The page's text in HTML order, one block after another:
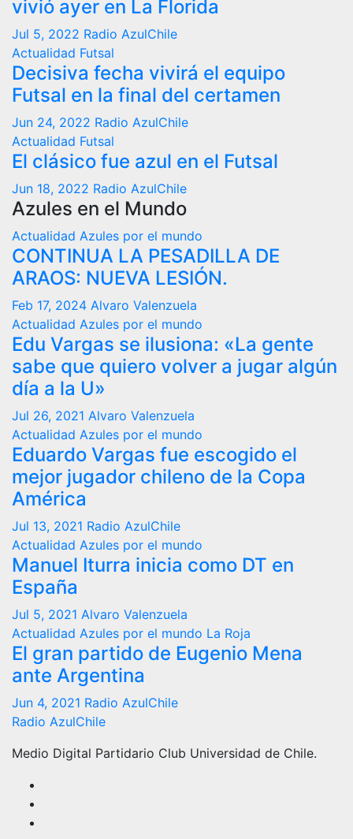
vivió ayer en La Florida
Jul 5, 2022 Radio AzulChile
Actualidad Futsal
Decisiva fecha vivirá el equipo
Futsal en la final del certamen
Jun 24, 2022 Radio AzulChile
Actualidad Futsal
El clásico fue azul en el Futsal
Jun 18, 2022 Radio AzulChile
Azules en el Mundo
Actualidad Azules por el mundo
CONTINUA LA PESADILLA DE
ARAOS: NUEVA LESIÓN.
Feb 17, 2024 Alvaro Valenzuela
Actualidad Azules por el mundo
Edu Vargas se ilusiona: «La gente
sabe que quiero volver a jugar algún
día a la U»
Jul 26, 2021 Alvaro Valenzuela
Actualidad Azules por el mundo
Eduardo Vargas fue escogido el
mejor jugador chileno de la Copa
América
Jul 13, 2021 Radio AzulChile
Actualidad Azules por el mundo
Manuel Iturra inicia como DT en
España
Jul 5, 2021 Alvaro Valenzuela
Actualidad Azules por el mundo La Roja
El gran partido de Eugenio Mena
ante Argentina
Jun 4, 2021 Radio AzulChile
Radio AzulChile
Medio Digital Partidario Club Universidad de Chile.